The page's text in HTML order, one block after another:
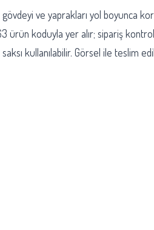
ve yaprakları yol boyunca
ürün koduyla yer alır; sipariş
kullanılabilir. Görsel ile teslim